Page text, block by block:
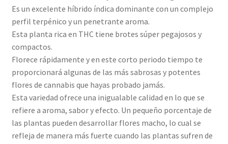
Es un excelente híbrido índica dominante con un complejo
perfil terpénico y un penetrante aroma.
Esta planta rica en THC tiene brotes súper pegajosos y
compactos.
Florece rápidamente y en este corto periodo tiempo te
proporcionará algunas de las más sabrosas y potentes
flores de cannabis que hayas probado jamás.
Esta variedad ofrece una inigualable calidad en lo que se
refiere a aroma, sabor y efecto. Un pequeño porcentaje de
las plantas pueden desarrollar flores macho, lo cual se
refleja de manera más fuerte cuando las plantas sufren de